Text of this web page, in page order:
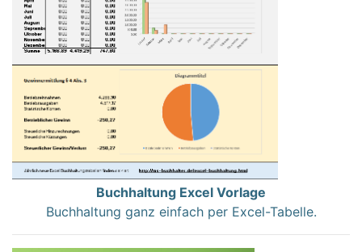
Buchhaltung Excel Vorlage
Buchhaltung ganz einfach per Excel-Tabelle.